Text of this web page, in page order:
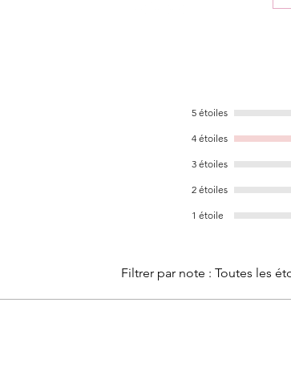
5 étoiles
4 étoiles
3 étoiles
2 étoiles
1 étoile
Filtrer par note : Toutes les